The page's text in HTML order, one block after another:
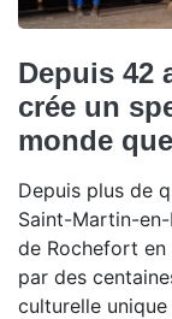
Depuis 42
crée un
monde
Depuis plus de
Saint-Martin-
de Rochefort
par des
culturelle